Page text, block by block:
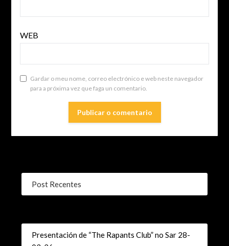
WEB
Gardar o meu nome, correo electrónico e web neste navegador
para a próxima vez que faga un comentario.
Post Recentes
Presentación de “The Rapants Club” no Sar 28-